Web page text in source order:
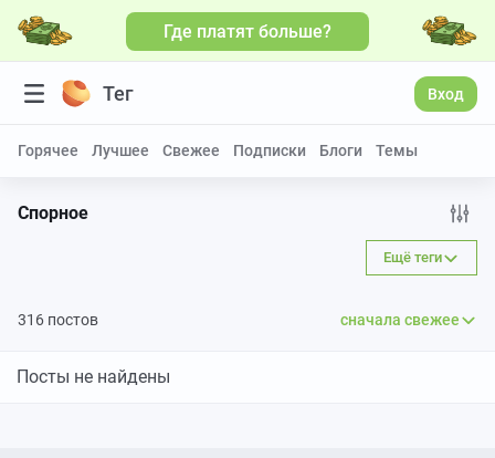
Где платят больше?
Тег Вход
Горячее Лучшее Свежее Подписки Блоги Темы
Спорное
Ещё теги
316 постов сначала свежее
Посты не найдены